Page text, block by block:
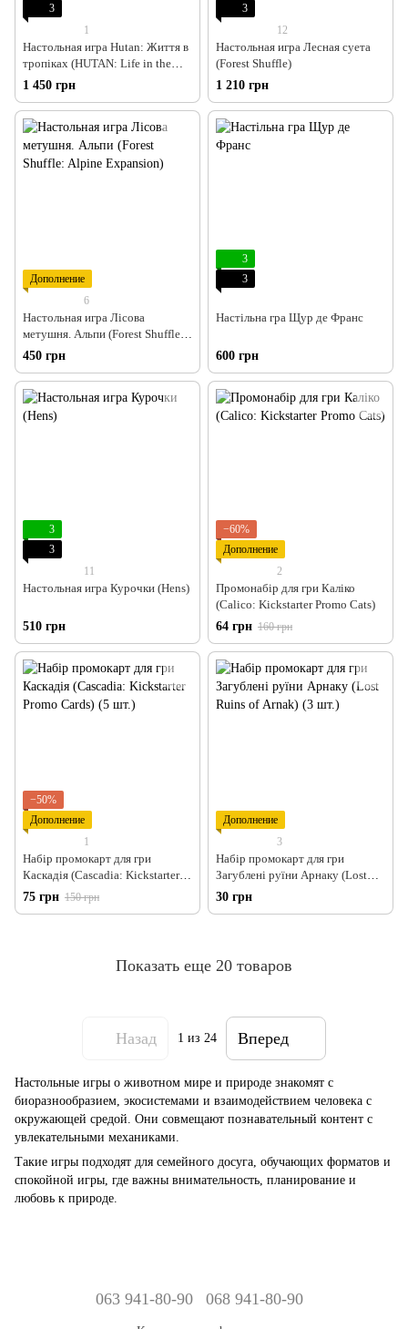
Настольные игры о животном мире и природе знакомят с
биоразнообразием, экосистемами и взаимодействием человека с
окружающей средой. Они совмещают познавательный контент с
увлекательными механиками.
Такие игры подходят для семейного досуга, обучающих форматов и
спокойной игры, где важны внимательность, планирование и
любовь к природе.
3
1
Настольная игра Hutan: Життя в
тропіках (HUTAN: Life in the
Rainforest)
1 450 грн
3
12
Настольная игра Лесная суета
(Forest Shuffle)
1 210 грн
Дополнение
6
Настольная игра Лісова
метушня. Альпи (Forest Shuffle:
Alpine Expansion)
450 грн
3
3
Настільна гра Щур де Франс
600 грн
3
3
11
Настольная игра Курочки (Hens)
510 грн
−60%
Дополнение
2
Промонабір для гри Каліко
(Calico: Kickstarter Promo Cats)
64 грн 160 грн
−50%
Дополнение
1
Набір промокарт для гри
Каскадія (Cascadia: Kickstarter
Promo Cards) (5 шт.)
75 грн 150 грн
Дополнение
3
Набір промокарт для гри
Загублені руїни Арнаку (Lost
Ruins of Arnak) (3 шт.)
30 грн
Показать еще 20 товаров
Назад 1 из 24 Вперед
063 941-80-90 068 941-80-90